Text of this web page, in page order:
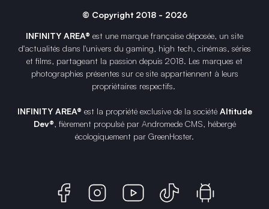
© Copyright 2018 - 2026
INFINITY AREA® est une marque française déposée, un site
d'actualités dans l'univers du gaming, high tech, cinémas, séries
et films, partageant la passion depuis 2018. Les marques et
photographies présentes sur ce site appartiennent à leurs
propriétaires respectifs.
INFINITY AREA® est la propriété exclusive de la société Altitude
Dev®, fièrement propulsé par Andromede CMS, hébergé
écologiquement par GreenHoster.